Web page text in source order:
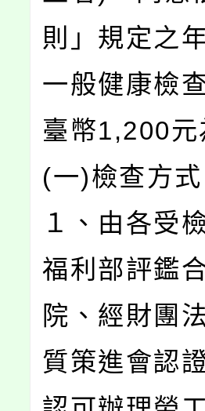
則」規定之
一般健康檢
臺幣1,200元
(一)檢查方式
１、由各受
福利部評鑑
院、經財團
質策進會認